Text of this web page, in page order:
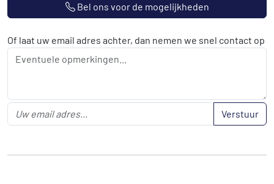
Bel ons voor de mogelijkheden
Of laat uw email adres achter, dan nemen we snel contact op
Verstuur